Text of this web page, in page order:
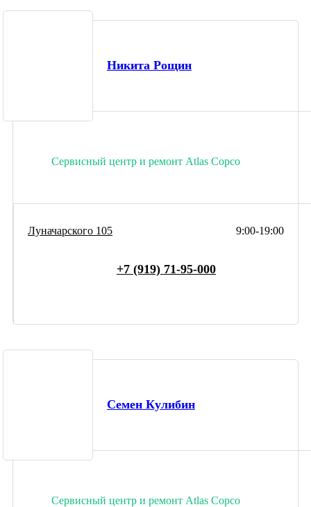
Никита Рощин
Сервисный центр и ремонт Atlas Copco
9:00-19:00
Луначарского 105
+7 (919) 71-95-000
Семен Кулибин
Сервисный центр и ремонт Atlas Copco